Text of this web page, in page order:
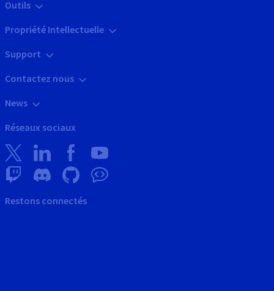
Outils
Propriété Intellectuelle
Support
Contactez nous
News
Réseaux sociaux
Restons connectés